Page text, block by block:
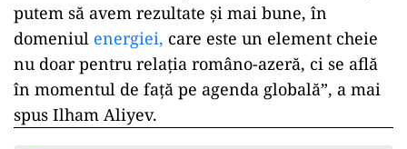
putem să avem rezultate şi mai bune, în
domeniul energiei, care este un element cheie
nu doar pentru relaţia româno-azeră, ci se află
în momentul de faţă pe agenda globală”, a mai
spus Ilham Aliyev.